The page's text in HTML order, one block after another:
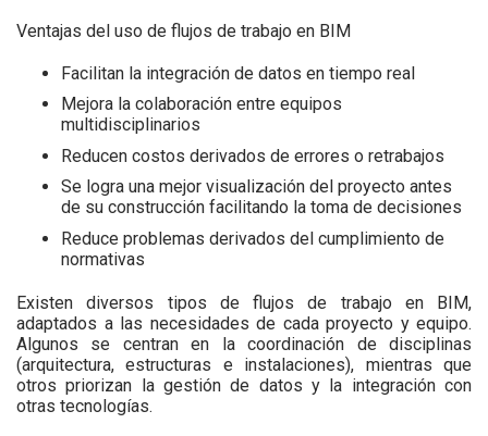
Ventajas del uso de flujos de trabajo en BIM
Facilitan la integración de datos en tiempo real
Mejora la colaboración entre equipos
multidisciplinarios
Reducen costos derivados de errores o retrabajos
Se logra una mejor visualización del proyecto antes
de su construcción facilitando la toma de decisiones
Reduce problemas derivados del cumplimiento de
normativas
Existen diversos tipos de flujos de trabajo en BIM,
adaptados a las necesidades de cada proyecto y equipo.
Algunos se centran en la coordinación de disciplinas
(arquitectura, estructuras e instalaciones), mientras que
otros priorizan la gestión de datos y la integración con
otras tecnologías.